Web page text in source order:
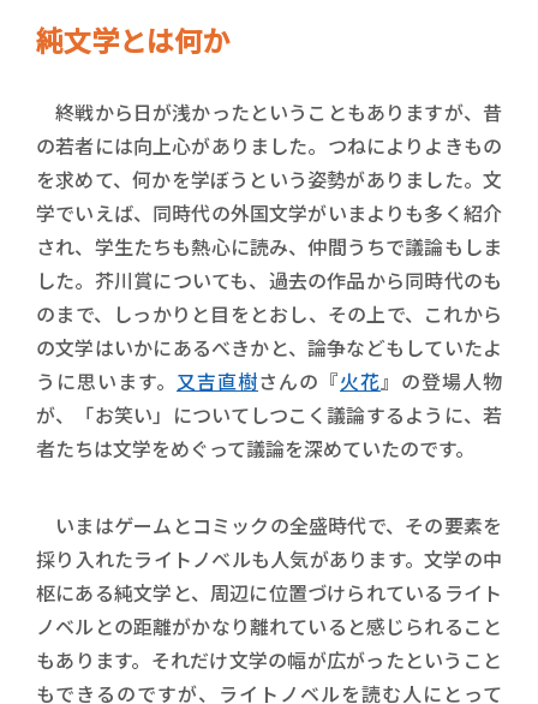
純文学とは何か
終戦から日が浅かったということもありますが、昔
の若者には向上心がありました。つねによりよきもの
を求めて、何かを学ぼうという姿勢がありました。文
学でいえば、同時代の外国文学がいまよりも多く紹介
され、学生たちも熱心に読み、仲間うちで議論もしま
した。芥川賞についても、過去の作品から同時代のも
のまで、しっかりと目をとおし、その上で、これから
の文学はいかにあるべきかと、論争などもしていたよ
うに思います。 又吉直樹さんの『火花』の登場人物
が、「お笑い」についてしつこく議論するように、若
者たちは文学をめぐって議論を深めていたのです。
いまはゲームとコミックの全盛時代で、その要素を
採り入れたライトノベルも人気があります。文学の中
枢にある純文学と、周辺に位置づけられているライト
ノベルとの距離がかなり離れていると感じられること
もあります。それだけ文学の幅が広がったということ
もできるのですが、ライトノベルを読む人にとって